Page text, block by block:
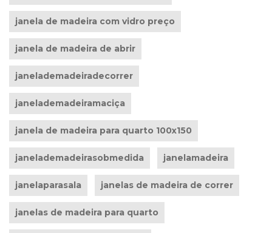
janela de madeira com vidro preço
janela de madeira de abrir
janelademadeiradecorrer
janelademadeiramaciça
janela de madeira para quarto 100x150
janelademadeirasobmedida janelamadeira
janelaparasala janelas de madeira de correr
janelas de madeira para quarto